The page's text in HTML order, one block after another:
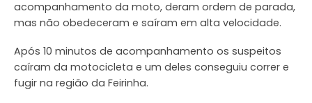
acompanhamento da moto, deram ordem de parada,
mas não obedeceram e saíram em alta velocidade.
Após 10 minutos de acompanhamento os suspeitos
caíram da motocicleta e um deles conseguiu correr e
fugir na região da Feirinha.